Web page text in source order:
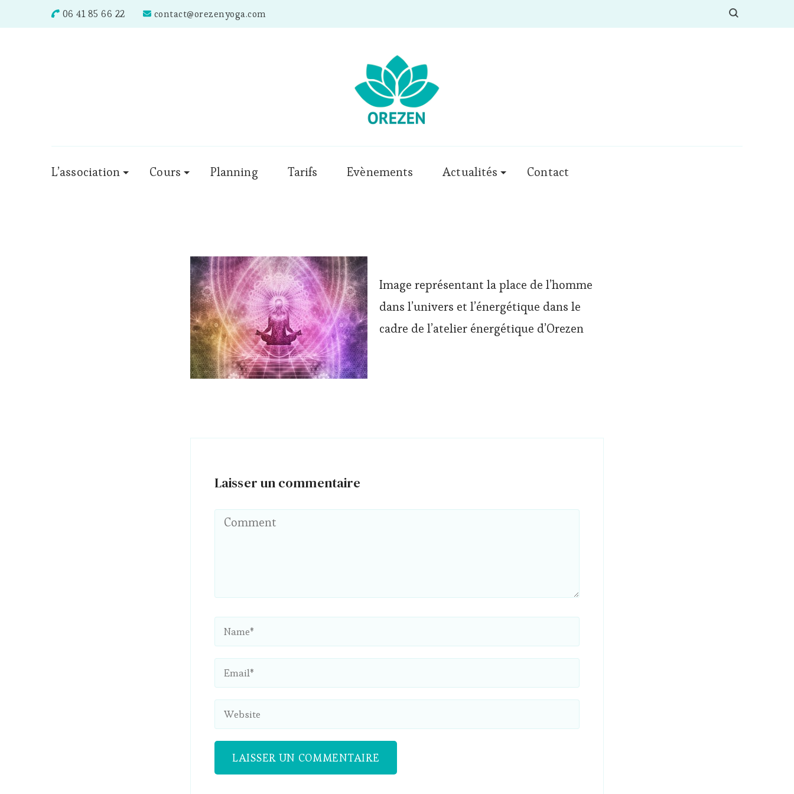
06 41 85 66 22 contact@orezenyoga.com
L’association Cours Planning Tarifs Evènements Actualités Contact
Image représentant la place de l’homme
dans l’univers et l’énergétique dans le
cadre de l’atelier énergétique d’Orezen
Laisser un commentaire